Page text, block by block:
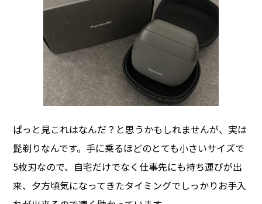
ぱっと見これはなんだ？と思うかもしれませんが、実は
髭剃りなんです。手に乗るほどのとても小さいサイズで
5枚刃なので、自宅だけでなく仕事先にも持ち運びが出
来、夕方頃気になってきたタイミングでしっかりお手入